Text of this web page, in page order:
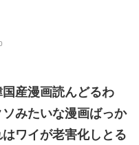
産漫画読んどるわ
みたいな漫画ばっか
ワイが老害化しとる